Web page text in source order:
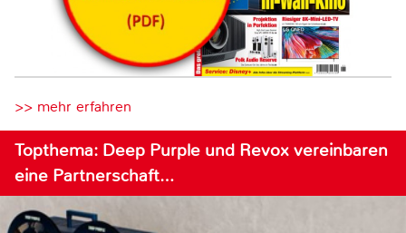
>> mehr erfahren
Topthema: Deep Purple und Revox vereinbaren
eine Partnerschaft…